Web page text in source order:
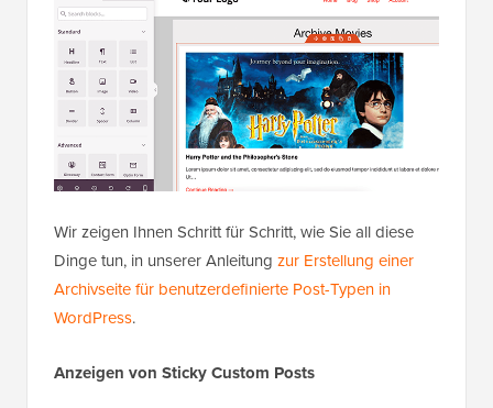
Wir zeigen Ihnen Schritt für Schritt, wie Sie all diese
Dinge tun, in unserer Anleitung zur Erstellung einer
Archivseite für benutzerdefinierte Post-Typen in
WordPress
Anzeigen von Sticky Custom Posts